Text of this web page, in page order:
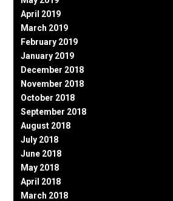
April 2019
March 2019
February 2019
January 2019
December 2018
November 2018
October 2018
September 2018
August 2018
July 2018
June 2018
May 2018
April 2018
March 2018